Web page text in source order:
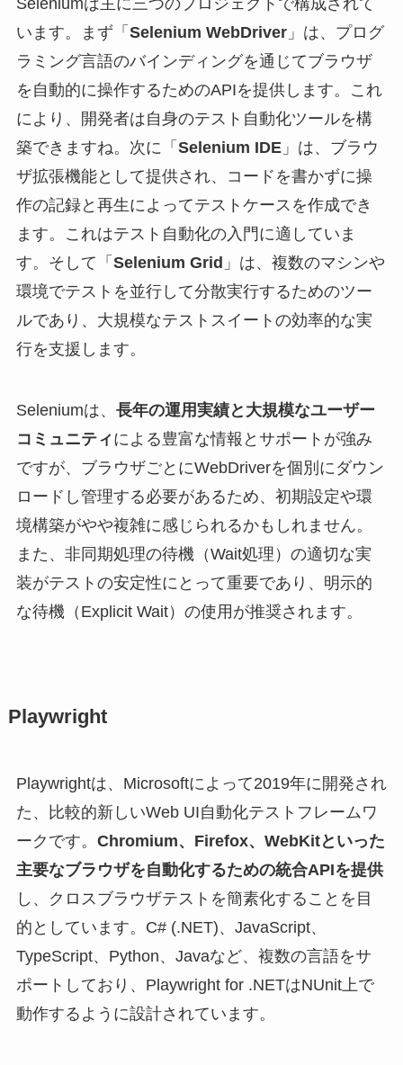
Seleniumは主に三つのプロジェクトで構成されて
います。まず「 Selenium WebDriver」は、プログ
ラミング言語のバインディングを通じてブラウザ
を自動的に操作するためのAPIを提供します。これ
により、開発者は自身のテスト自動化ツールを構
築できますね。次に「 Selenium IDE」は、ブラウ
ザ拡張機能として提供され、コードを書かずに操
作の記録と再生によってテストケースを作成でき
ます。これはテスト自動化の入門に適していま
す。そして「 Selenium Grid 」は、複数のマシンや
環境でテストを並行して分散実行するためのツー
ルであり、大規模なテストスイートの効率的な実
行を支援します。
Seleniumは、 長年の運用実績と大規模なユーザー
コミュニティによる豊富な情報とサポートが強み
ですが、ブラウザごとにWebDriverを個別にダウン
ロードし管理する必要があるため、初期設定や環
境構築がやや複雑に感じられるかもしれません。
また、非同期処理の待機（Wait処理）の適切な実
装がテストの安定性にとって重要であり、明示的
な待機（Explicit Wait）の使用が推奨されます。
Playwright
Playwrightは、Microsoftによって2019年に開発され
た、比較的新しいWeb UI自動化テストフレームワ
ークです。 Chromium、Firefox、WebKitといった
主要なブラウザを自動化するための統合APIを提供
し、クロスブラウザテストを簡素化することを目
的としています。C# (.NET)、JavaScript、
TypeScript、Python、Javaなど、複数の言語をサ
ポートしており、Playwright for .NETはNUnit上で
動作するように設計されています。